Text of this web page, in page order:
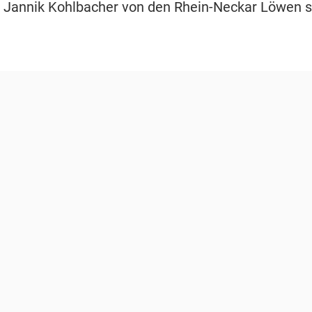
Kohlbacher von den Rhein-Neckar Löwen